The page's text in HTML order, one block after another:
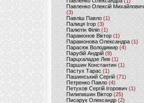
Павленко Олексій Михайлович
(3)
Павліш Павло(1)
Палиця Ігор (3)
Палютін Філіп(1)
Парамонов Віктор (1)
Парамонова Олександра(1)
Парасюк Володимир(4)
Парубій Андрій (9)
Парцхаладзе Лев (1)
Паршин Константин(1)
Пастух Тарас (1)
Пашинський Сергій (71)
Петренко Павло (4)
Петухов Сергій Ігорович (1)
Пилипишин Віктор(25)
Писарук Олександр(2)